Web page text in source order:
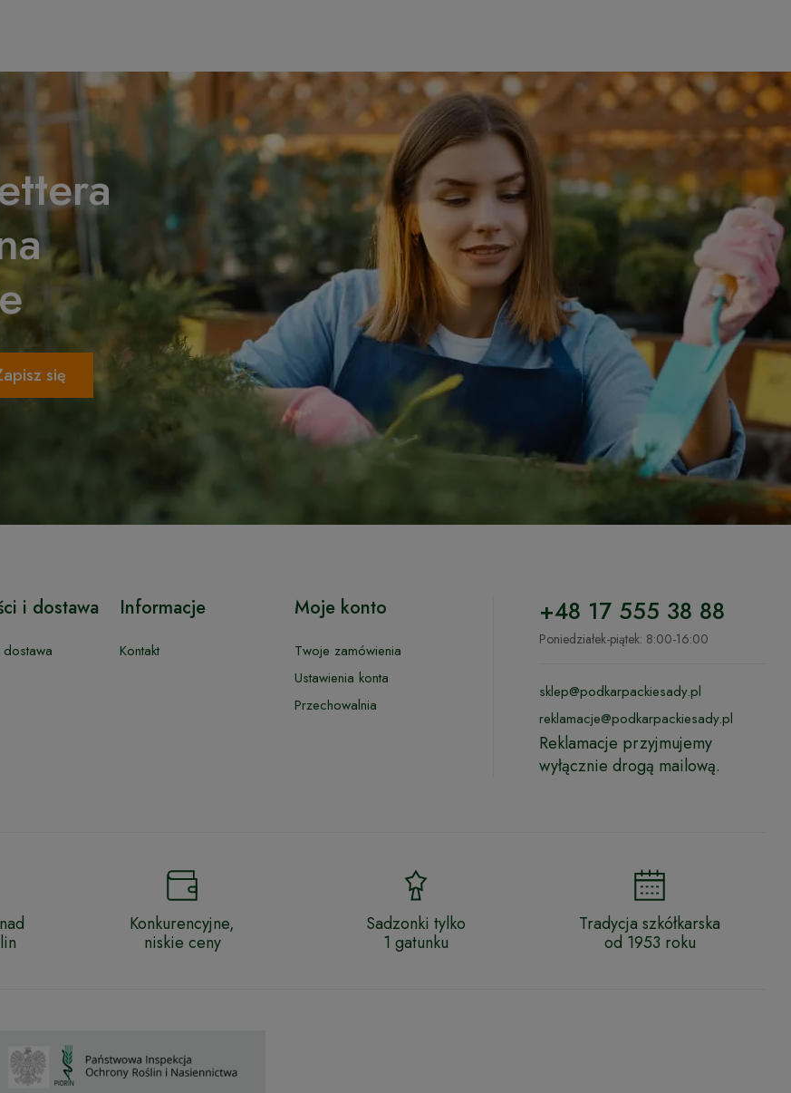
się
i dostawa
dostawa
Informacje
Kontakt
Moje konto
Twoje zamówienia
Ustawienia konta
Przechowalnia
+48 17 555 38 88
Poniedziałek-piątek: 8:00-16:00
sklep@podkarpackiesady.pl
reklamacje@podkarpackiesady.pl
Reklamacje przyjmujemy
wyłącznie drogą mailową.
Konkurencyjne,
niskie ceny
Sadzonki tylko
1 gatunku
Tradycja szkółkarska
od 1953 roku